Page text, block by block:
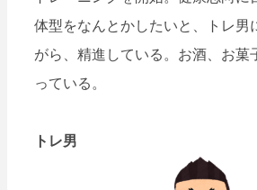
体型をなんとかしたいと、トレ男
がら、精進している。お酒、お菓
っている。
トレ男